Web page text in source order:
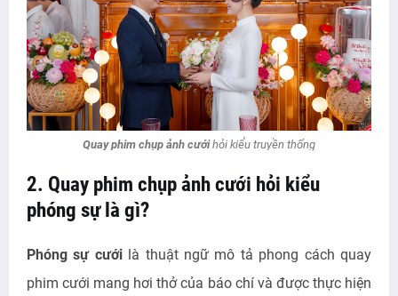
Quay phim chụp ảnh cướihỏi kiểu truyền thống
2. Quay phim chụp ảnh cưới hỏi kiểu
phóng sự là gì?
Phóng sự cưới là thuật ngữ mô tả phong cách quay
phim cưới mang hơi thở của báo chí và được thực hiện